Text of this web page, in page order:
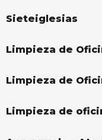
Sieteiglesias
Limpieza de
Limpieza de
Limpieza de